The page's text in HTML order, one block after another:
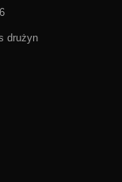
drużyn